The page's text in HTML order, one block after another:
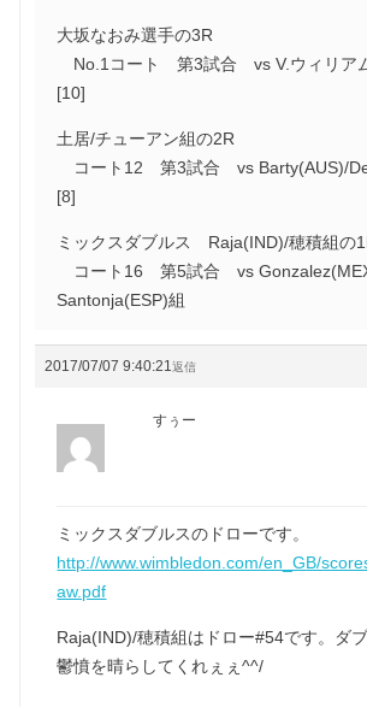
大坂なおみ選手の3R
No.1コート 第3試合 vs V.ウィリア
[10]
土居/チューアン組の2R
コート12 第3試合 vs Barty(AUS)/
[8]
ミックスダブルス Raja(IND)/穂積組の
コート16 第5試合 vs
Santonja(ESP)組
2017/07/07 9:40:21返信
すぅー
ミックスダブルスのドローです。
http://www.wimbledon.com/en_GB/
aw.pdf
Raja(IND)/穂積組はドロー#54です。ダ
鬱憤を晴らしてくれぇぇ^^/